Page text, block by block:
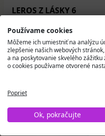
LEROS Z LÁSKY 6
20x2 g + Bylinková
veselosť darčeková
kazeta 1 ks
5,53 €
Na sklade
Používame cookies
Môžeme ich umiestniť na analýzu
zlepšenie našich webových
a na poskytovanie skvelého
o cookies používame otvorené
Poprieť
Ok, pokračujte